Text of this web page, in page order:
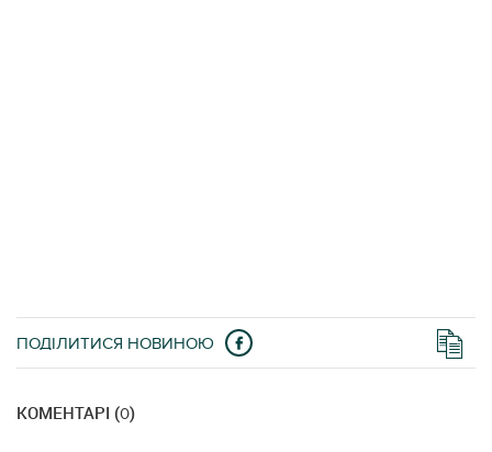
ПОДІЛИТИСЯ НОВИНОЮ
КОМЕНТАРІ (0)